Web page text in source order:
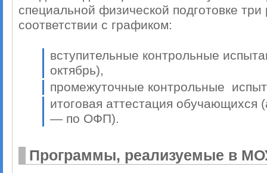
специальной физической подготовке три
соответствии с графиком:
вступительные контрольные
октябрь),
промежуточные контрольные
итоговая аттестация
— по ОФП).
Программы, реализуемые в